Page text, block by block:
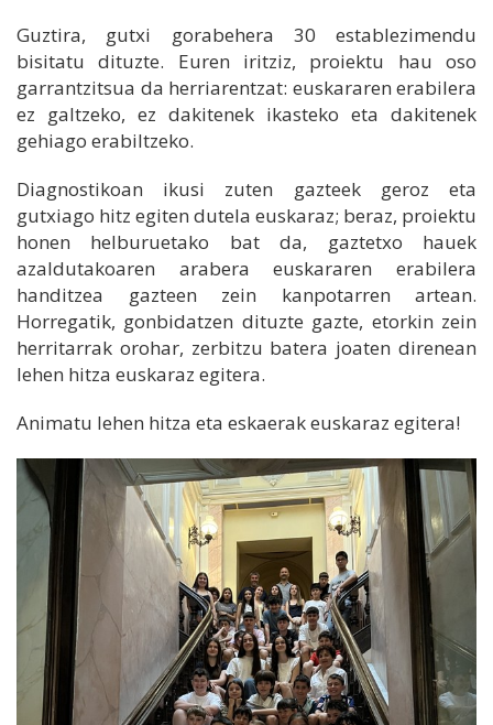
Guztira, gutxi gorabehera 30 establezimendu
bisitatu dituzte. Euren iritziz, proiektu hau oso
garrantzitsua da herriarentzat: euskararen erabilera
ez galtzeko, ez dakitenek ikasteko eta dakitenek
gehiago erabiltzeko.
Diagnostikoan ikusi zuten gazteek geroz eta
gutxiago hitz egiten dutela euskaraz; beraz, proiektu
honen helburuetako bat da, gaztetxo hauek
azaldutakoaren arabera euskararen erabilera
handitzea gazteen zein kanpotarren artean.
Horregatik, gonbidatzen dituzte gazte, etorkin zein
herritarrak orohar, zerbitzu batera joaten direnean
lehen hitza euskaraz egitera.
Animatu lehen hitza eta eskaerak euskaraz egitera!